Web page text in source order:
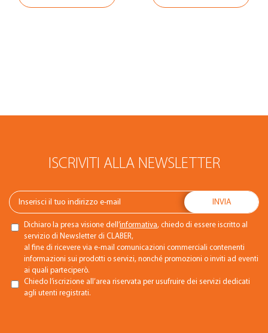
ISCRIVITI ALLA NEWSLETTER
Dichiaro la presa visione dell’informativa, chiedo di essere iscritto al
servizio di Newsletter di CLABER,
al fine di ricevere via e-mail comunicazioni commerciali contenenti
informazioni sui prodotti o servizi, nonché promozioni o inviti ad eventi
ai quali parteciperò.
Chiedo l’iscrizione all’area riservata per usufruire dei servizi dedicati
agli utenti registrati.